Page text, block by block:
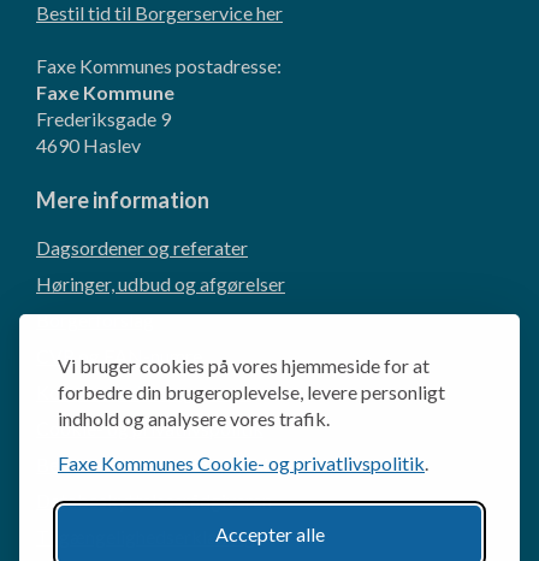
Vi bruger cookies på vores hjemmeside for at
forbedre din brugeroplevelse, levere personligt
indhold og analysere vores trafik.
Faxe Kommunes Cookie- og privatlivspolitik.
Accepter alle
Bestil tid til Borgerservice her
Faxe Kommunes postadresse:
Faxe Kommune
Frederiksgade 9
4690 Haslev
Mere information
Dagsordener og referater
Høringer, udbud og afgørelser
Borgerforslag
CVR og EAN-numre
Kommunikation og presse
Cookie- og privatlivspolitik
Behandling af personoplysninger
Databeskyttelsesrådgiveren
Tilgængelighedserklæring